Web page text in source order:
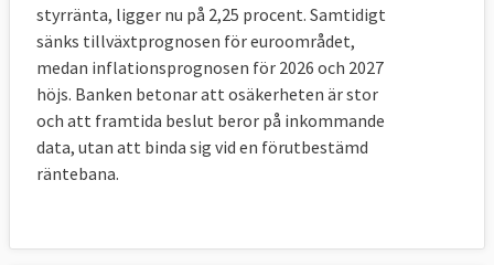
styrränta, ligger nu på 2,25 procent. Samtidigt
sänks tillväxtprognosen för euroområdet,
medan inflationsprognosen för 2026 och 2027
höjs. Banken betonar att osäkerheten är stor
och att framtida beslut beror på inkommande
data, utan att binda sig vid en förutbestämd
räntebana.